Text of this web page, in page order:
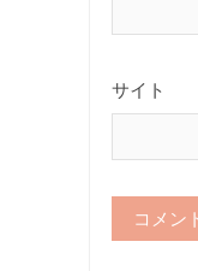
サイト